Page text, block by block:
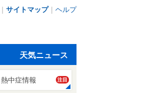
サイトマップ｜ ヘルプ
天気ニュース
熱中症情報 注目